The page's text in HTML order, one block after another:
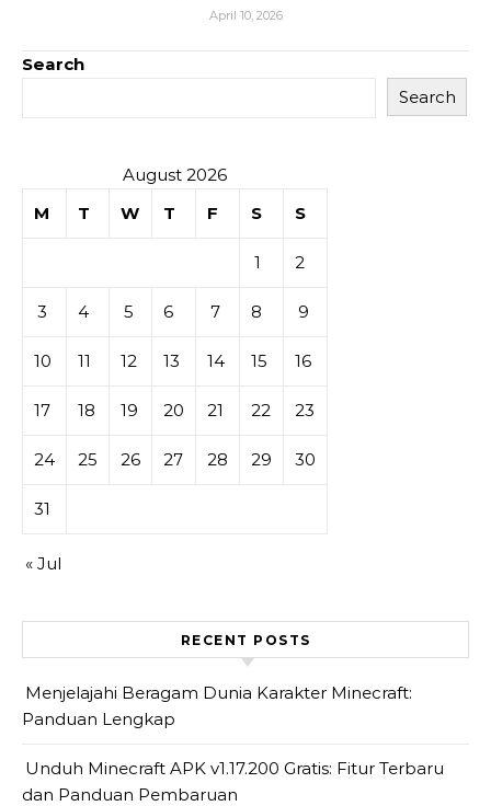
April 10, 2026
Search
Search
August 2026
M
T W T F S S
1 2
3 4 5 6 7 8 9
10 11 12 13 14 15 16
17 18 19 20 21 22 23
24 25 26 27 28 29 30
31
« Jul
RECENT POSTS
Menjelajahi Beragam Dunia Karakter Minecraft:
Panduan Lengkap
Unduh Minecraft APK v1.17.200 Gratis: Fitur Terbaru
dan Panduan Pembaruan